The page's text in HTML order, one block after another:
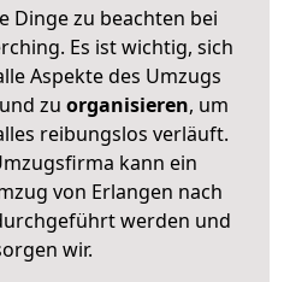
Dinge zu beachten bei
Es ist wichtig, sich
Aspekte des Umzugs
und zu organisieren, um
reibungslos verläuft.
kann ein
von Erlangen nach
werden und
wir.